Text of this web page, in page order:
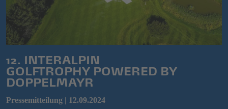
12. INTERALPIN
GOLFTROPHY POWERED BY
DOPPELMAYR
Pressemitteilung | 12.09.2024